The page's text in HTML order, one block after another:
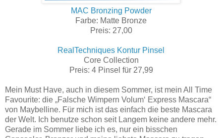
MAC Bronzing Powder
Farbe: Matte Bronze
Preis: 27,00
RealTechniques Kontur Pinsel
Core Collection
Preis: 4 Pinsel für 27,99
Mein Must Have, auch in diesem Sommer, ist mein All Time
Favourite: die „Falsche Wimpern Volum‘ Express Mascara“
von Maybelline. Für mich ist das einfach die beste Mascara
der Welt. Ich benutze schon seit Langem keine andere mehr.
Gerade im Sommer liebe ich es, nur ein bisschen